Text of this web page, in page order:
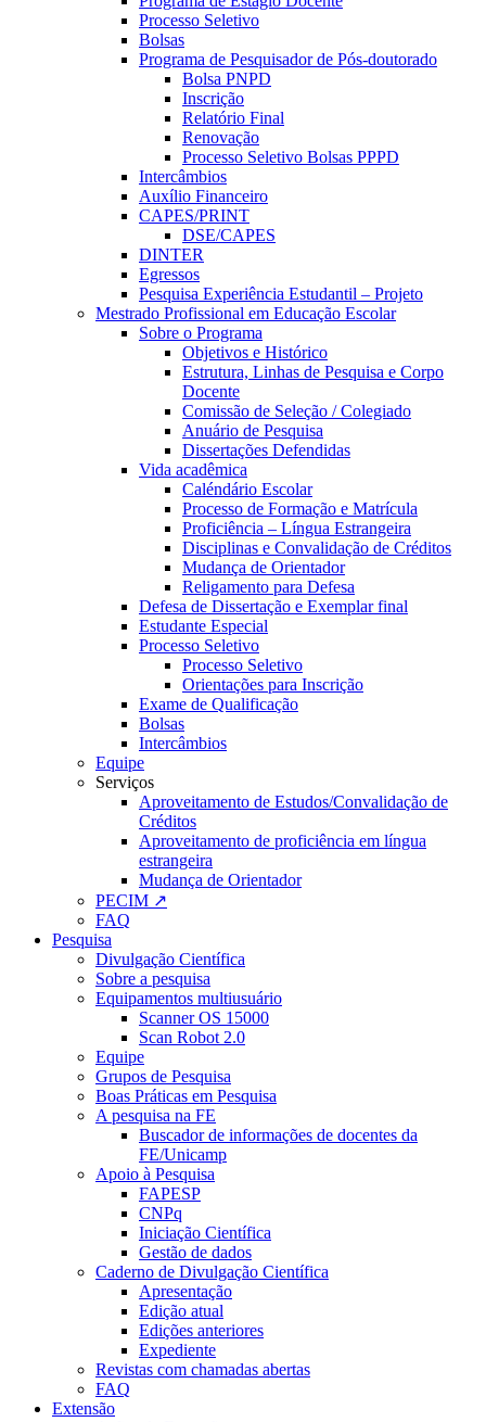
Processo Seletivo
Bolsas
Programa de Pesquisador de Pós-doutorado
Bolsa PNPD
Inscrição
Relatório Final
Renovação
Processo Seletivo Bolsas PPPD
Intercâmbios
Auxílio Financeiro
CAPES/PRINT
DSE/CAPES
DINTER
Egressos
Pesquisa Experiência Estudantil – Projeto
Mestrado Profissional em Educação Escolar
Sobre o Programa
Objetivos e Histórico
Estrutura, Linhas de Pesquisa e Corpo
Docente
Comissão de Seleção / Colegiado
Anuário de Pesquisa
Dissertações Defendidas
Vida acadêmica
Caléndário Escolar
Processo de Formação e Matrícula
Proficiência – Língua Estrangeira
Disciplinas e Convalidação de Créditos
Mudança de Orientador
Religamento para Defesa
Defesa de Dissertação e Exemplar final
Estudante Especial
Processo Seletivo
Processo Seletivo
Orientações para Inscrição
Exame de Qualificação
Bolsas
Intercâmbios
Equipe
Serviços
Aproveitamento de Estudos/Convalidação de
Créditos
Aproveitamento de proficiência em língua
estrangeira
Mudança de Orientador
PECIM ↗
FAQ
Pesquisa
Divulgação Científica
Sobre a pesquisa
Equipamentos multiusuário
Scanner OS 15000
Scan Robot 2.0
Equipe
Grupos de Pesquisa
Boas Práticas em Pesquisa
A pesquisa na FE
Buscador de informações de docentes da
FE/Unicamp
Apoio à Pesquisa
FAPESP
CNPq
Iniciação Científica
Gestão de dados
Caderno de Divulgação Científica
Apresentação
Edição atual
Edições anteriores
Expediente
Revistas com chamadas abertas
FAQ
Extensão